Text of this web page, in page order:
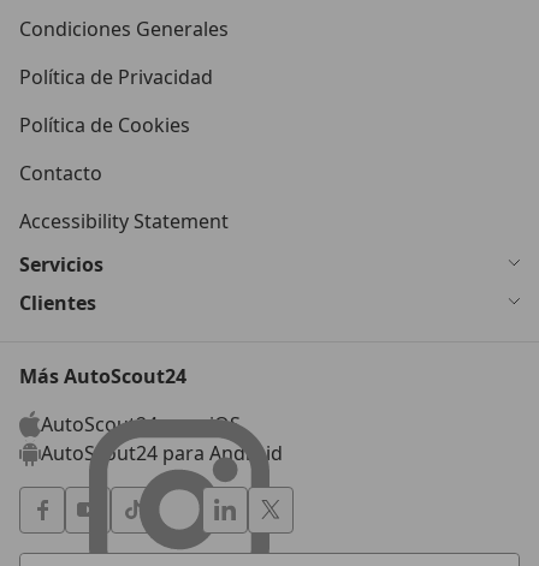
Condiciones Generales
Política de Privacidad
Política de Cookies
Contacto
Accessibility Statement
Servicios
Clientes
Más AutoScout24
AutoScout24 para iOS
AutoScout24 para Android